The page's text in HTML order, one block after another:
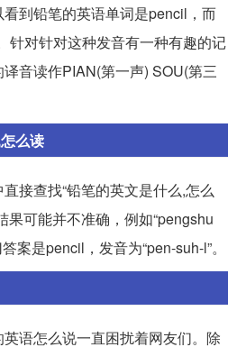
到铅笔的英语单词是pencil，而
针对针对这种发音有一种有趣的记
音读作PIAN(第一声) SOU(第三
么读
接查找“铅笔的英文是什么,怎么
果可能并不准确，例如“pengshu
案是pencil，发音为“pen-suh-l”。
语怎么说一直困扰着网友们。除